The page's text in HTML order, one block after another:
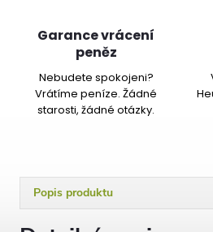
Garance vrácení
peněz
Nebudete spokojeni?
Vrátíme peníze. Žádné
starosti, žádné otázky.
Popis produktu